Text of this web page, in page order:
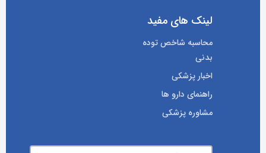
لینک های مفید
محاسبه شاخص توده
بدنی
اخبار پزشکی
راهنمای دارو ها
مشاوره پزشکی